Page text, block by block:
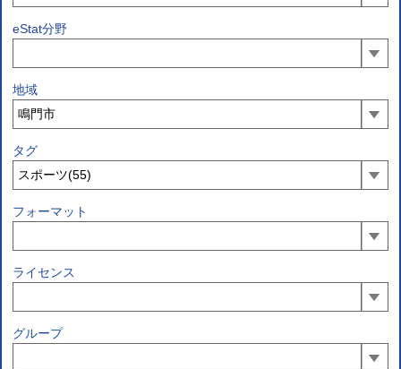
eStat分野
地域
タグ
フォーマット
ライセンス
グループ